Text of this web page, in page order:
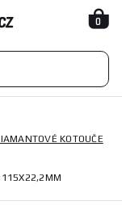
0
KOTOUČE
115X22,2MM